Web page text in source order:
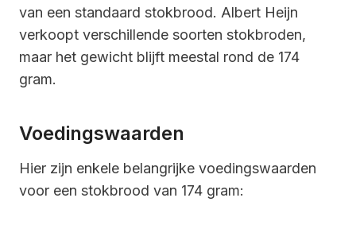
van een standaard stokbrood. Albert Heijn
verkoopt verschillende soorten stokbroden,
maar het gewicht blijft meestal rond de 174
gram.
Voedingswaarden
Hier zijn enkele belangrijke voedingswaarden
voor een stokbrood van 174 gram: